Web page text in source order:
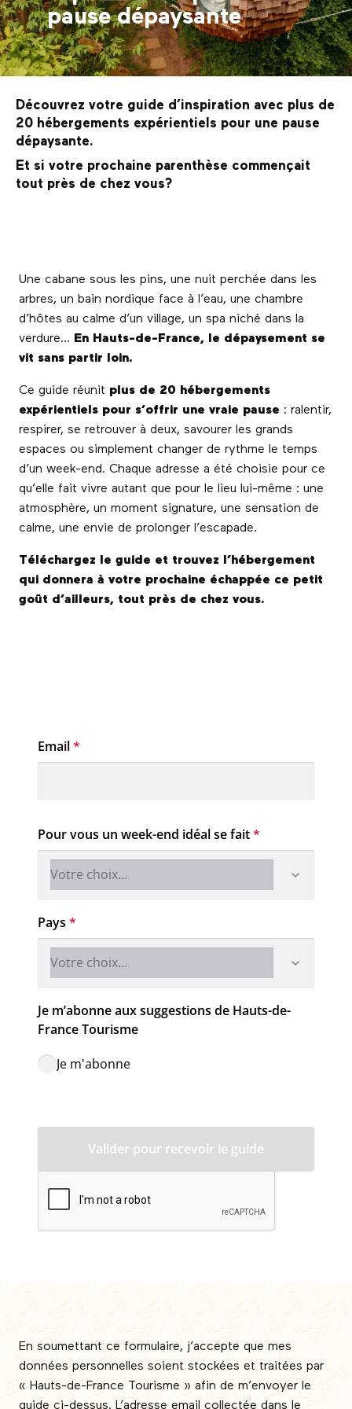
pause dépaysante
Découvrez votre guide d’inspiration avec plus de
20 hébergements expérientiels pour une pause
dépaysante.
Et si votre prochaine parenthèse commençait
tout près de chez vous?
Une cabane sous les pins, une nuit perchée dans les
arbres, un bain nordique face à l’eau, une chambre
d’hôtes au calme d’un village, un spa niché dans la
verdure… En Hauts-de-France, le dépaysement se
vit sans partir loin.
Ce guide réunit plus de 20 hébergements
expérientiels pour s’offrir une vraie pause : ralentir,
respirer, se retrouver à deux, savourer les grands
espaces ou simplement changer de rythme le temps
d’un week-end. Chaque adresse a été choisie pour ce
qu’elle fait vivre autant que pour le lieu lui-même : une
atmosphère, un moment signature, une sensation de
calme, une envie de prolonger l’escapade.
Téléchargez le guide et trouvez l’hébergement
qui donnera à votre prochaine échappée ce petit
goût d’ailleurs, tout près de chez vous.
Email*
Pour vous un week-end idéal se fait*
Pays *
Je m’abonne aux suggestions de Hauts-de-
France Tourisme
Je m'abonne
En soumettant ce formulaire, j’accepte que mes
données personnelles soient stockées et traitées par
« Hauts-de-France Tourisme » afin de m’envoyer le
guide ci-dessus. L’adresse email collectée dans le